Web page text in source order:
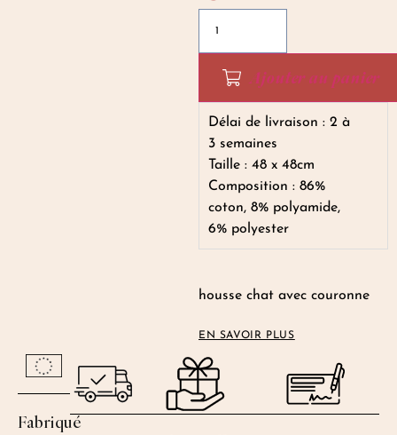
Ajouter au panier
Délai de livraison : 2 à
3 semaines
Taille : 48 x 48cm
Composition : 86%
coton, 8% polyamide,
6% polyester
housse chat avec couronne
EN SAVOIR PLUS
Fabriqué